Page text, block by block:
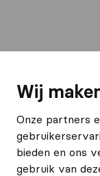
in
Wij
Onze partners
bieden en ons
gebruik van